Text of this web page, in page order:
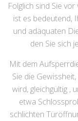
Folglich sind Sie
ist es bedeutend,
und adäquaten
den Sie sich
Mit dem
Sie die
wird, gleichgültig ,
etwa
schlichten